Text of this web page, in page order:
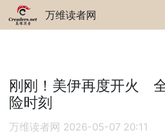
万维读者网
刚刚！美伊再度开火
险时刻
万维读者网 2026-05-07 20:11